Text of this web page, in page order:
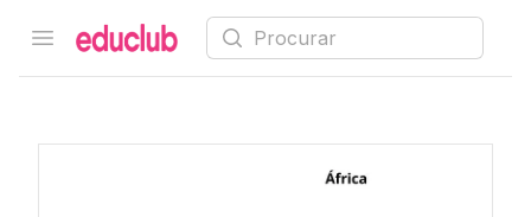
Open menu
Educlub Procurar